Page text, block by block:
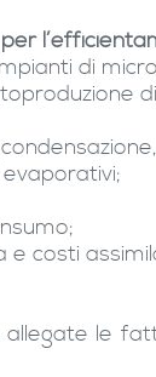
di
e costi
allegate le